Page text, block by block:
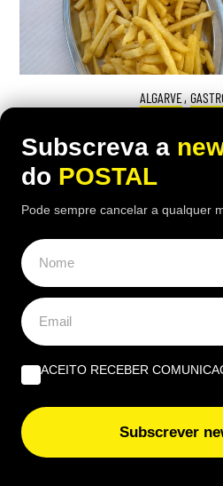
ALGARVE,
“O verdadeiro sabor
churrasqueira algarvia
pode comer
por
Há uma paragem na
receitas mais conhecidas
Algarve continuam a
Subscreva a
do POSTAL
Pode sempre cancelar a qualquer
ACEITO RECEBER
Subscrever